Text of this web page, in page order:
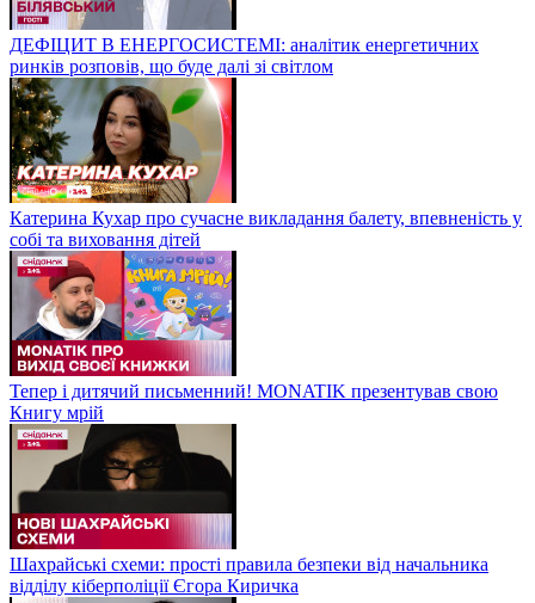
ДЕФІЦИТ В ЕНЕРГОСИСТЕМІ: аналітик енергетичних
ринків розповів, що буде далі зі світлом
Катерина Кухар про сучасне викладання балету, впевненість у
собі та виховання дітей
Тепер і дитячий письменний! MONATIK презентував свою
Книгу мрій
Шахрайські схеми: прості правила безпеки від начальника
відділу кіберполіції Єгора Киричка